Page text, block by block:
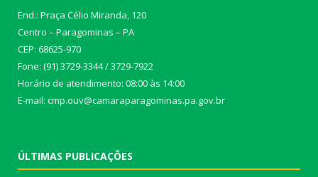
End.: Praça Célio Miranda, 120
Centro – Paragominas – PA
CEP: 68625-970
Fone: (91) 3729-3344 / 3729-7922
Horário de atendimento: 08:00 às 14:00
E-mail: cmp.ouv@camaraparagominas.pa.gov.br
ÚLTIMAS PUBLICAÇÕES